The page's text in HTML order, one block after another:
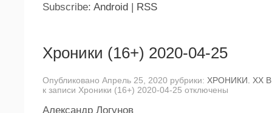
Subscribe: Android | RSS
Хроники (16+) 2020-04-25
Опубликовано Апрель 25, 2020 рубрики: ХРОНИКИ. ХХ
к записи Хроники (16+) 2020-04-25 отключены
Александр Логунов